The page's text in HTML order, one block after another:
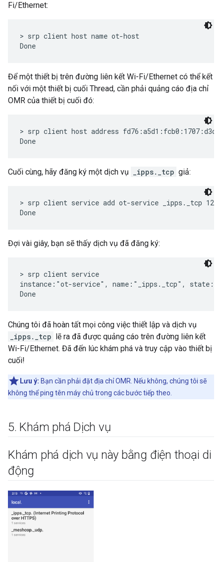
Fi/Ethernet:
> srp client host name ot-host
Để một thiết bị trên đường liên kết Wi-Fi/Ethernet có thể kết
nối với một thiết bị cuối Thread, cần phải quảng cáo địa chỉ
OMR của thiết bị cuối đó:
> srp client host address
Cuối cùng, hãy đăng ký một dịch vụ _ipps._tcp giả:
> srp client service add ot-service _ipps._tcp
Đợi vài giây, bạn sẽ thấy dịch vụ đã đăng ký:
> srp client service
instance:"ot-service", name:"_ipps._tcp",
Chúng tôi đã hoàn tất mọi công việc thiết lập và dịch vụ
_ipps._tcp lẽ ra đã được quảng cáo trên đường liên kết
Wi-Fi/Ethernet. Đã đến lúc khám phá và truy cập vào thiết bị
cuối!
Lưu ý: Bạn cần phải đặt địa chỉ OMR. Nếu không, chúng tôi sẽ
không thể ping tên máy chủ trong các bước tiếp theo.
5. Khám phá Dịch vụ
Khám phá dịch vụ này bằng điện thoại di
động